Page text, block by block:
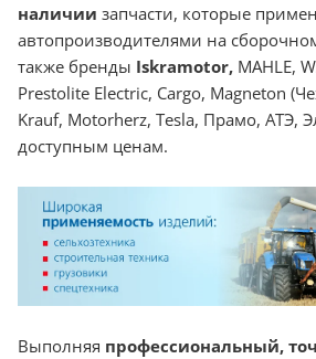
наличии запчасти, которые
автопроизводителями на
также бренды Iskramotor, MAHLE,
Prestolite Electric, Cargo, Magneton
Krauf, Motorherz, Tesla, Прамо, АТЭ,
доступным ценам.
Выполняя профессиональный,